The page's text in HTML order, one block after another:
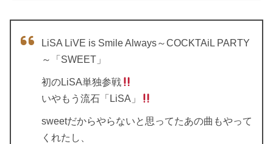
LiSA LiVE is Smile Always～COCKTAiL PARTY
～「SWEET」
初のLiSA単独参戦
いやもう流石「LiSA」
sweetだからやらないと思ってたあの曲もやって
くれたし、